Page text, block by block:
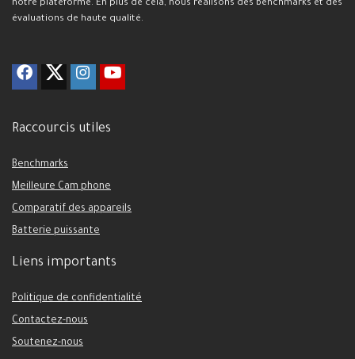
notre plateforme. En plus de cela, nous réalisons des benchmarks et des
évaluations de haute qualité.
Raccourcis utiles
Benchmarks
Meilleure Cam phone
Comparatif des appareils
Batterie puissante
Liens importants
Politique de confidentialité
Contactez-nous
Soutenez-nous